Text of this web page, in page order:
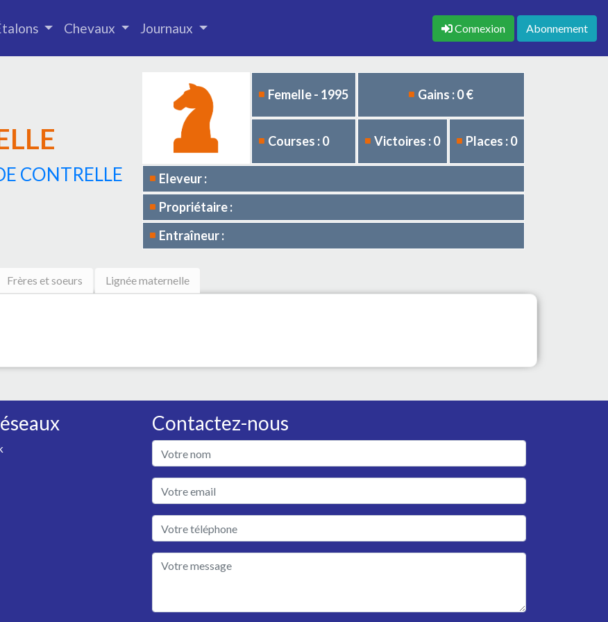
Chevaux Journaux Connexion Abonnement
CONTRELLE
Femelle - 1995 Gains : 0 €
Courses : 0 Victoires : 0 Places : 0
Eleveur :
Propriétaire :
Entraîneur :
Frères et soeurs Lignée maternelle
Contactez-nous